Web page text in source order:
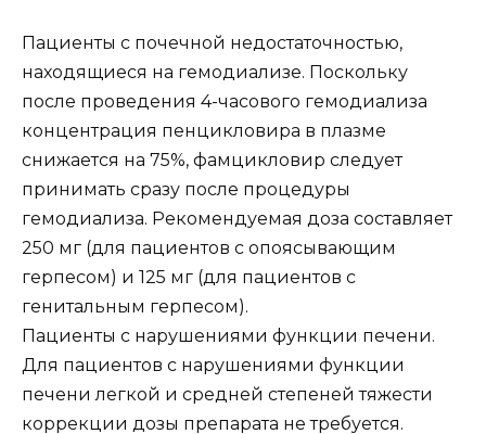
Пациенты с почечной недостаточностью,
находящиеся на гемодиализе. Поскольку
после проведения 4-часового гемодиализа
концентрация пенцикловира в плазме
снижается на 75%, фамцикловир следует
принимать сразу после процедуры
гемодиализа. Рекомендуемая доза составляет
250 мг (для пациентов с опоясывающим
герпесом) и 125 мг (для пациентов с
генитальным герпесом).
Пациенты с нарушениями функции печени.
Для пациентов с нарушениями функции
печени легкой и средней степеней тяжести
коррекции дозы препарата не требуется.